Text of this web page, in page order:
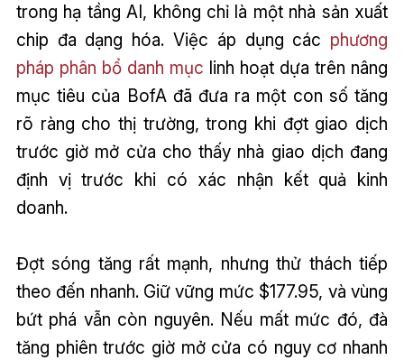
trong hạ tầng AI, không chỉ là một nhà sản xuất
chip đa dạng hóa. Việc áp dụng các phương
pháp phân bổ danh mục linh hoạt dựa trên nâng
mục tiêu của BofA đã đưa ra một con số tăng
rõ ràng cho thị trường, trong khi đợt giao dịch
trước giờ mở cửa cho thấy nhà giao dịch đang
định vị trước khi có xác nhận kết quả kinh
doanh.
Đợt sóng tăng rất mạnh, nhưng thử thách tiếp
theo đến nhanh. Giữ vững mức $177.95, và vùng
bứt phá vẫn còn nguyên. Nếu mất mức đó, đà
tăng phiên trước giờ mở cửa có nguy cơ nhanh